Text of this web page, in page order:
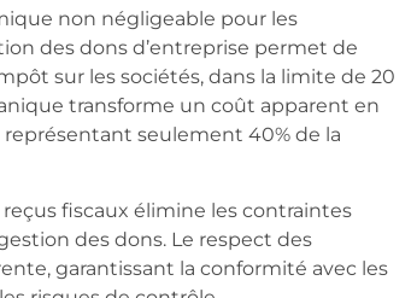
non négligeable pour les
des dons d’entreprise permet de
sur les sociétés, dans la limite de 20
transforme un coût apparent en
seulement 40% de la
fiscaux élimine les contraintes
des dons. Le respect des
garantissant la conformité avec les